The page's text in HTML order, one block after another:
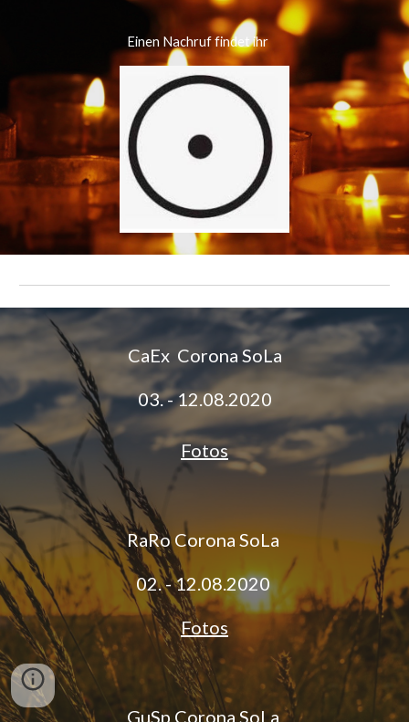
Einen Nachruf findet ihr
CaEx Corona SoLa
03. - 12.08.2020
Fotos
RaRo Corona SoLa
02. - 12.08.2020
Fotos
GuSp Corona SoLa